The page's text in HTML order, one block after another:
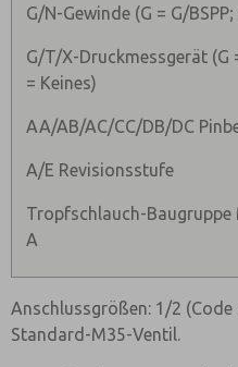
G/N-Gewinde (G = G/BSPP;
G/T/X-Druckmessgerät
= Keines)
AA/AB/AC/CC/DB/DC
A/E Revisionsstufe
Tropfschlauch-Baugruppe
A
Anschlussgrößen: 1/2
Standard-M35-Ventil.